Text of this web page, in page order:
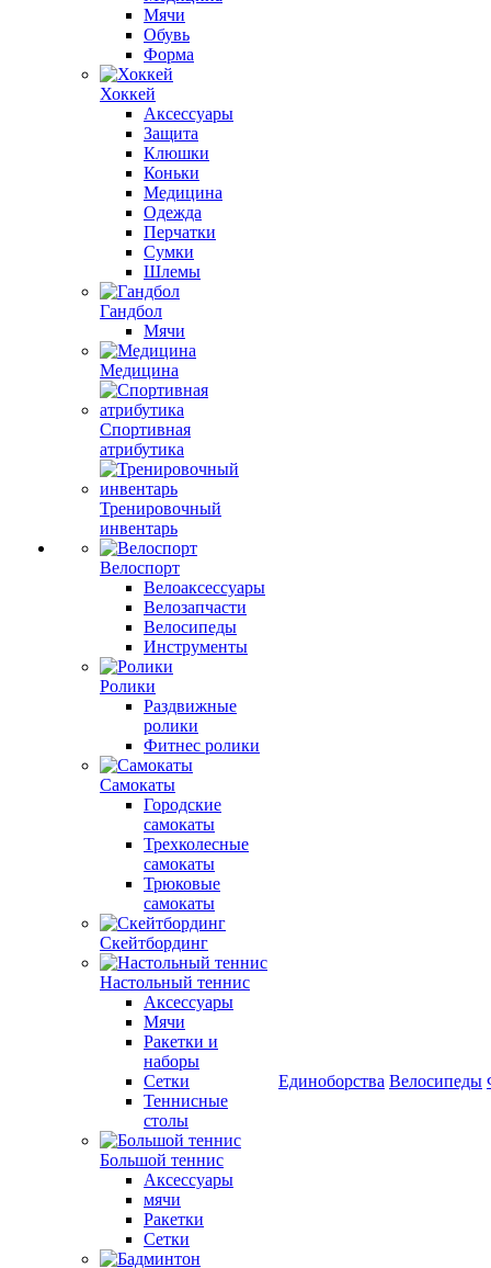
Мячи
Обувь
Форма
Хоккей
Аксессуары
Защита
Клюшки
Коньки
Медицина
Одежда
Перчатки
Сумки
Шлемы
Гандбол
Мячи
Медицина
Спортивная
атрибутика
Тренировочный
инвентарь
Велоспорт
Велоаксессуары
Велозапчасти
Велосипеды
Инструменты
Ролики
Раздвижные
ролики
Фитнес ролики
Самокаты
Городские
самокаты
Трехколесные
самокаты
Трюковые
самокаты
Скейтбординг
Настольный теннис
Аксессуары
Мячи
Ракетки и
наборы
Сетки
Теннисные
столы
Большой теннис
Аксессуары
мячи
Ракетки
Сетки
Единоборства Велосипеды